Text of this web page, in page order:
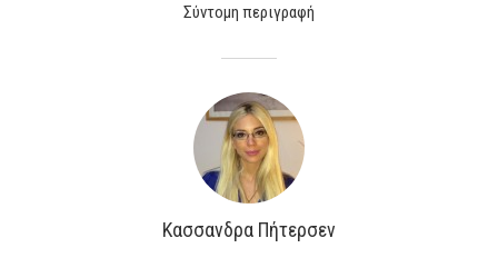
Σύντομη περιγραφή
Κασσανδρα Πήτερσεν